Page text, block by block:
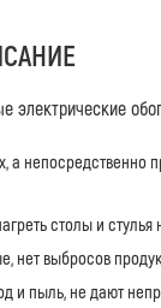
электрические
а непосредственно
столы и стулья
нет выбросов
и пыль, не дают